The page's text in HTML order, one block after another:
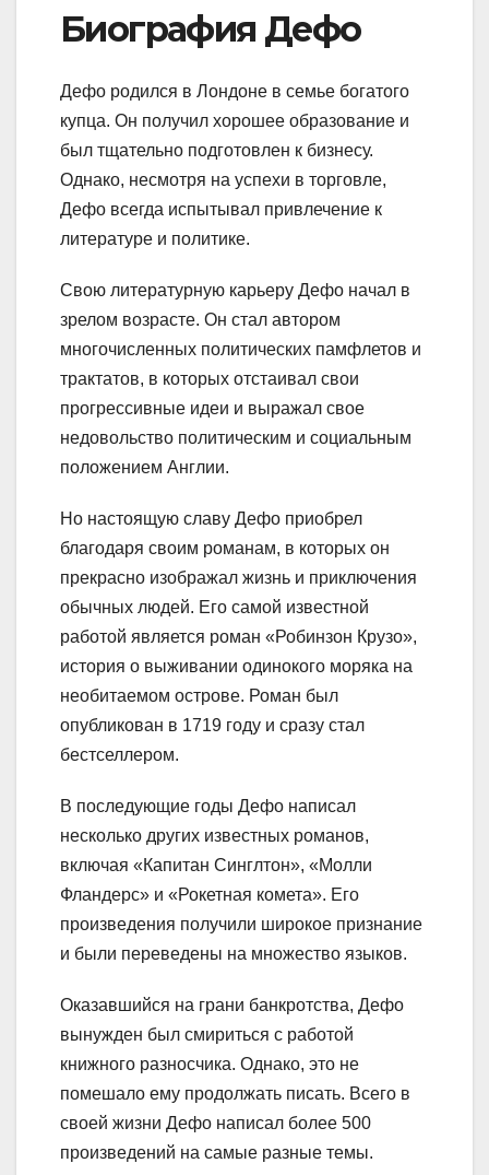
Биография Дефо
Дефо родился в Лондоне в семье богатого
купца. Он получил хорошее образование и
был тщательно подготовлен к бизнесу.
Однако, несмотря на успехи в торговле,
Дефо всегда испытывал привлечение к
литературе и политике.
Свою литературную карьеру Дефо начал в
зрелом возрасте. Он стал автором
многочисленных политических памфлетов и
трактатов, в которых отстаивал свои
прогрессивные идеи и выражал свое
недовольство политическим и социальным
положением Англии.
Но настоящую славу Дефо приобрел
благодаря своим романам, в которых он
прекрасно изображал жизнь и приключения
обычных людей. Его самой известной
работой является роман «Робинзон Крузо»,
история о выживании одинокого моряка на
необитаемом острове. Роман был
опубликован в 1719 году и сразу стал
бестселлером.
В последующие годы Дефо написал
несколько других известных романов,
включая «Капитан Синглтон», «Молли
Фландерс» и «Рокетная комета». Его
произведения получили широкое признание
и были переведены на множество языков.
Оказавшийся на грани банкротства, Дефо
вынужден был смириться с работой
книжного разносчика. Однако, это не
помешало ему продолжать писать. Всего в
своей жизни Дефо написал более 500
произведений на самые разные темы.